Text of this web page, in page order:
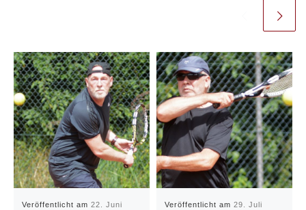
Veröffentlicht am22. Juni
Veröffentlicht am29. Juli